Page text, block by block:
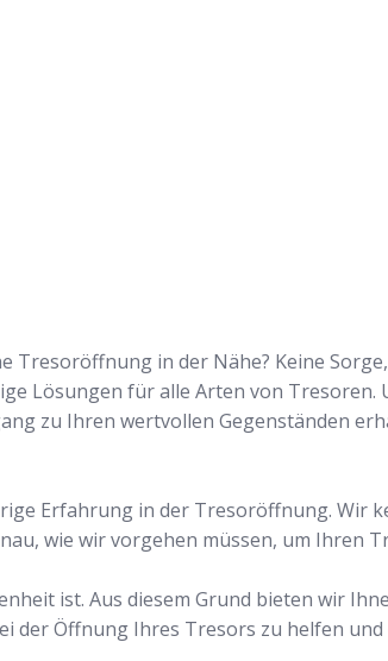
Tresoröffnung in der Nähe? Keine
Lösungen für alle Arten von Tresoren.
zu Ihren wertvollen Gegenständen
Erfahrung in der Tresoröffnung. Wir
wie wir vorgehen müssen, um Ihren
ist. Aus diesem Grund bieten wir
der Öffnung Ihres Tresors zu helfen und